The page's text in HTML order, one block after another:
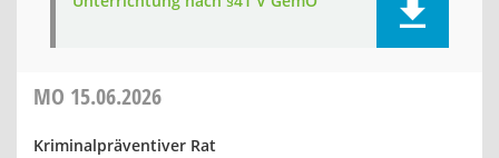
MO 15.06.2026
Kriminalpräventiver Rat